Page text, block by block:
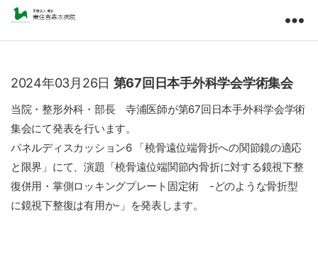
住
森
本
病
院
医
療
法
人
橘
2024年03月26日 第67回日本手外科学会学術集会
当院・整形外科・部長 寺浦医師が第67回日本手外科学会学術
集会にて発表を行います。
パネルディスカッション6 「橈骨遠位端骨折への関節鏡の適応
と限界」にて、演題「橈骨遠位端関節内骨折に対する鏡視下整
復併用・掌側ロッキングプレート固定術 -どのような骨折型
に鏡視下整復は有用か-」を発表します。